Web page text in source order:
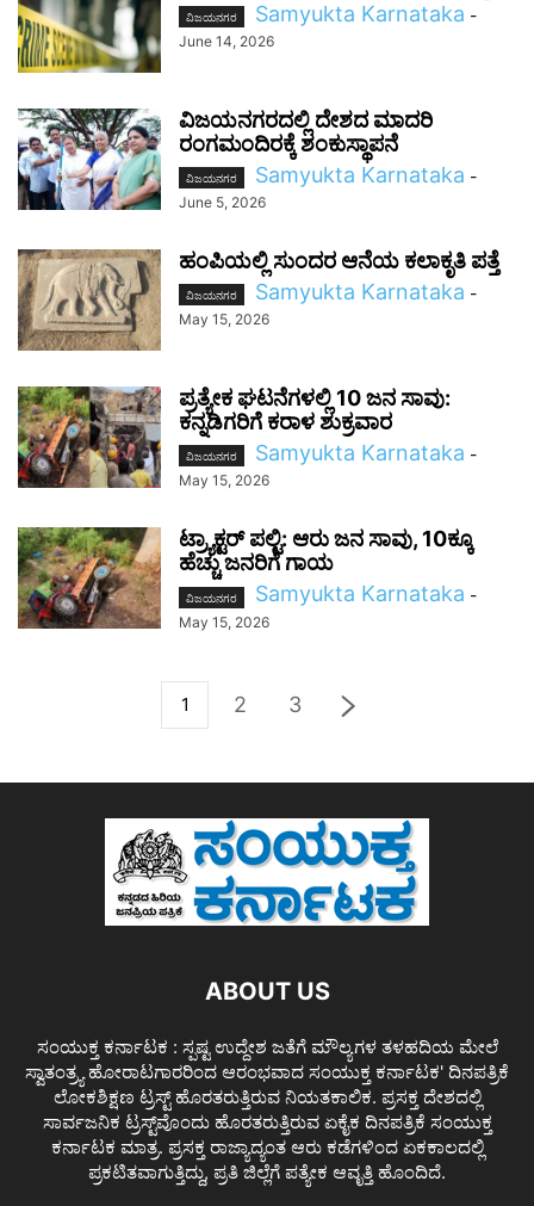
ವಿಜಯನಗರ Samyukta Karnataka -
June 14, 2026
ವಿಜಯನಗರದಲ್ಲಿ ದೇಶದ ಮಾದರಿ
ರಂಗಮಂದಿರಕ್ಕೆ ಶಂಕುಸ್ಥಾಪನೆ
ವಿಜಯನಗರ Samyukta Karnataka -
June 5, 2026
ಹಂಪಿಯಲ್ಲಿ ಸುಂದರ ಆನೆಯ ಕಲಾಕೃತಿ ಪತ್ತೆ
ವಿಜಯನಗರ Samyukta Karnataka -
May 15, 2026
ಪ್ರತ್ಯೇಕ ಘಟನೆಗಳಲ್ಲಿ 10 ಜನ ಸಾವು:
ಕನ್ನಡಿಗರಿಗೆ ಕರಾಳ ಶುಕ್ರವಾರ
ವಿಜಯನಗರ Samyukta Karnataka -
May 15, 2026
ಟ್ರ್ಯಾಕ್ಟರ್ ಪಲ್ಟಿ: ಆರು ಜನ ಸಾವು, 10ಕ್ಕೂ
ಹೆಚ್ಚು ಜನರಿಗೆ ಗಾಯ
ವಿಜಯನಗರ Samyukta Karnataka -
May 15, 2026
1 2 3
ABOUT US
ಸಂಯುಕ್ತ ಕರ್ನಾಟಕ : ಸ್ಪಷ್ಟ ಉದ್ದೇಶ ಜತೆಗೆ ಮೌಲ್ಯಗಳ ತಳಹದಿಯ ಮೇಲೆ
ಸ್ವಾತಂತ್ರ್ಯ ಹೋರಾಟಗಾರರಿಂದ ಆರಂಭವಾದ ಸಂಯುಕ್ತ ಕರ್ನಾಟಕ' ದಿನಪತ್ರಿಕೆ
ಲೋಕಶಿಕ್ಷಣ ಟ್ರಸ್ಟ್ ಹೊರತರುತ್ತಿರುವ ನಿಯತಕಾಲಿಕ. ಪ್ರಸಕ್ತ ದೇಶದಲ್ಲಿ
ಸಾರ್ವಜನಿಕ ಟ್ರಸ್ಟ್‌ವೊಂದು ಹೊರತರುತ್ತಿರುವ ಏಕೈಕ ದಿನಪತ್ರಿಕೆ ಸಂಯುಕ್ತ
ಕರ್ನಾಟಕ ಮಾತ್ರ. ಪ್ರಸಕ್ತ ರಾಜ್ಯಾದ್ಯಂತ ಆರು ಕಡೆಗಳಿಂದ ಏಕಕಾಲದಲ್ಲಿ
ಪ್ರಕಟಿತವಾಗುತ್ತಿದ್ದು, ಪ್ರತಿ ಜಿಲ್ಲೆಗೆ ಪತ್ಯೇಕ ಆವೃತ್ತಿ ಹೊಂದಿದೆ.